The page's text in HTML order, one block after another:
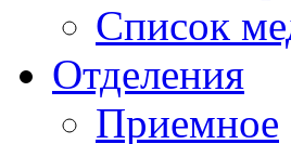
Список
Отделения
Приемное